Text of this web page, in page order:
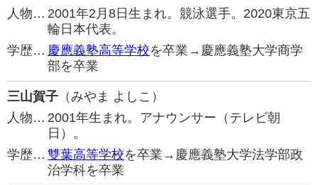
人物… 2001年2月8日生まれ。競泳選手。2020東京五
輪日本代表。
学歴… 慶應義塾高等学校を卒業→慶應義塾大学商学
部を卒業
三山賀子 （みやま よしこ）
人物… 2001年生まれ。アナウンサー（テレビ朝
日）。
学歴… 雙葉高等学校を卒業→慶應義塾大学法学部政
治学科を卒業